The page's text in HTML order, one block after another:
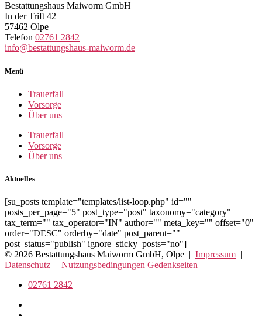
Bestattungshaus Maiworm GmbH
In der Trift 42
57462 Olpe
Telefon 02761 2842
info@bestattungshaus-maiworm.de
Menü
Trauerfall
Vorsorge
Über uns
Trauerfall
Vorsorge
Über uns
Aktuelles
[su_posts template="templates/list-loop.php" id=""
posts_per_page="5" post_type="post" taxonomy="category"
tax_term="" tax_operator="IN" author="" meta_key="" offset="0"
order="DESC" orderby="date" post_parent=""
post_status="publish" ignore_sticky_posts="no"]
© 2026 Bestattungshaus Maiworm GmbH, Olpe | Impressum |
Datenschutz | Nutzungsbedingungen Gedenkseiten
02761 2842